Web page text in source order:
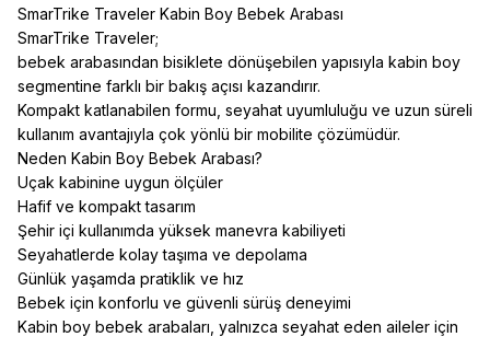
SmarTrike Traveler Kabin Boy Bebek Arabası
SmarTrike Traveler;
bebek arabasından bisiklete dönüşebilen yapısıyla kabin boy
segmentine farklı bir bakış açısı kazandırır.
Kompakt katlanabilen formu, seyahat uyumluluğu ve uzun süreli
kullanım avantajıyla çok yönlü bir mobilite çözümüdür.
Neden Kabin Boy Bebek Arabası?
Uçak kabinine uygun ölçüler
Hafif ve kompakt tasarım
Şehir içi kullanımda yüksek manevra kabiliyeti
Seyahatlerde kolay taşıma ve depolama
Günlük yaşamda pratiklik ve hız
Bebek için konforlu ve güvenli sürüş deneyimi
Kabin boy bebek arabaları, yalnızca seyahat eden aileler için